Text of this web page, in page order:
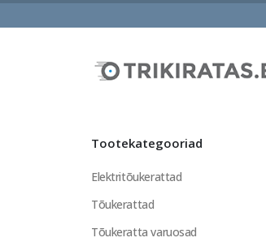
Tootekategooriad
Elektritõukerattad
Tõukerattad
Tõukeratta varuosad